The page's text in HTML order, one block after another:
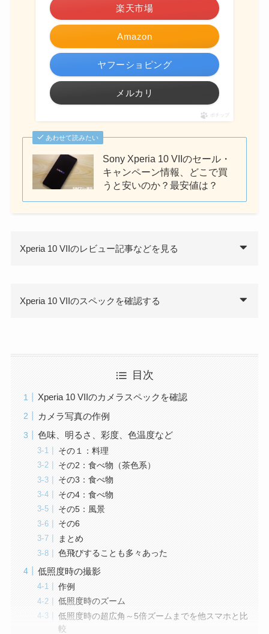
Amazon
楽天市場
ヤフーショピング
メルカリ
ポチップ
あわせて読みたい
Sony Xperia 10 VIIのセール・
キャンペーン情報、どこで買
うと安いのか？最安値は？
Xperia 10 VIIのレビュー記事などを見る
Xperia 10 VIIのスペックを確認する
目次
Xperia 10 VIIのカメラスペックを確認
カメラ写真の作例
色味、明るさ、彩度、色温度など
その１：料理
その2：食べ物（茶色系）
その3：食べ物
その4：食べ物
その5：風景
その6
まとめ
色飛びすることも多々あった
低照度時の撮影
作例
低照度時のズーム
低照度時の超広角～5倍ズームまでを他スマホと比
較